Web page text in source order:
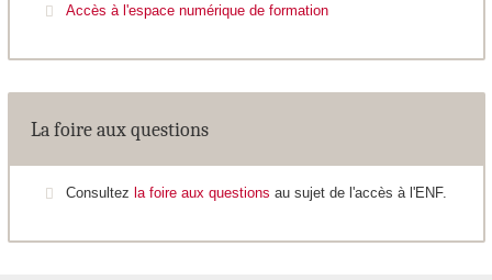
Accès à l'espace numérique de formation
La foire aux questions
Consultez la foire aux questions au sujet de l'accès à l'ENF.